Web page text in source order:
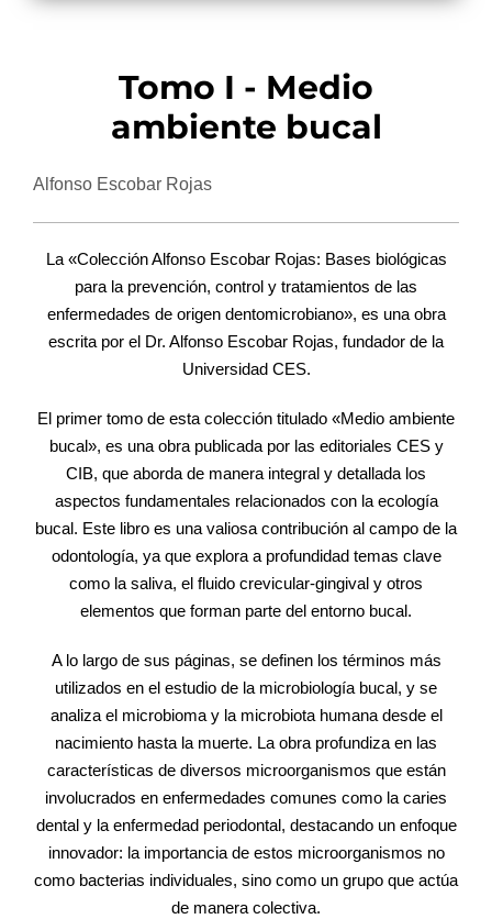
Tomo I - Medio
ambiente bucal
Alfonso Escobar Rojas
La «Colección Alfonso Escobar Rojas: Bases biológicas
para la prevención, control y tratamientos de las
enfermedades de origen dentomicrobiano», es una obra
escrita por el Dr. Alfonso Escobar Rojas, fundador de la
Universidad CES.
El primer tomo de esta colección titulado «Medio ambiente
bucal», es una obra publicada por las editoriales CES y
CIB, que aborda de manera integral y detallada los
aspectos fundamentales relacionados con la ecología
bucal. Este libro es una valiosa contribución al campo de la
odontología, ya que explora a profundidad temas clave
como la saliva, el fluido crevicular-gingival y otros
elementos que forman parte del entorno bucal.
A lo largo de sus páginas, se definen los términos más
utilizados en el estudio de la microbiología bucal, y se
analiza el microbioma y la microbiota humana desde el
nacimiento hasta la muerte. La obra profundiza en las
características de diversos microorganismos que están
involucrados en enfermedades comunes como la caries
dental y la enfermedad periodontal, destacando un enfoque
innovador: la importancia de estos microorganismos no
como bacterias individuales, sino como un grupo que actúa
de manera colectiva.